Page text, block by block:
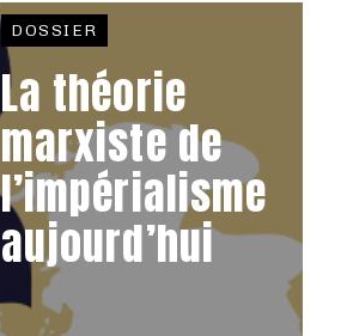
DOSSIER
La théorie
marxiste de
l’impérialisme
aujourd’hui